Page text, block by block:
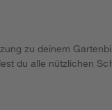
zu deinem
du alle nützlichen